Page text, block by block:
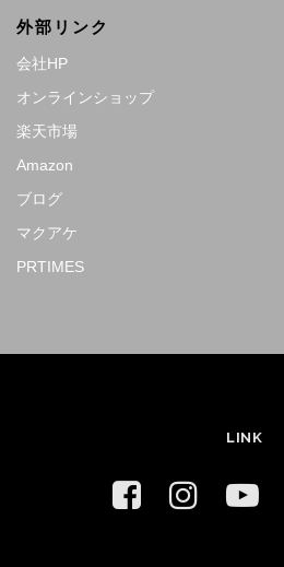
外部リンク
会社HP
オンラインショップ
楽天市場
Amazon
ブログ
マクアケ
PRTIMES
LINK